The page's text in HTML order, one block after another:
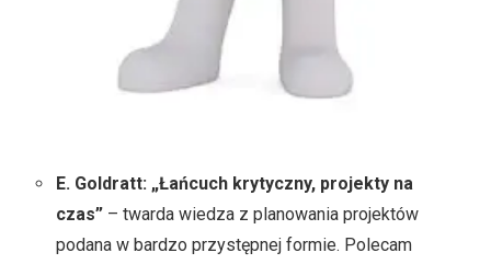
E. Goldratt: „Łańcuch krytyczny, projekty na
czas” – twarda wiedza z planowania projektów
podana w bardzo przystępnej formie. Polecam